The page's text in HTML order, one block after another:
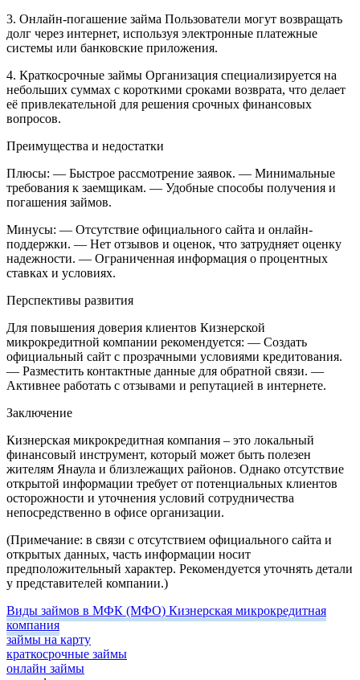
3. Онлайн-погашение займа Пользователи могут возвращать
долг через интернет, используя электронные платежные
системы или банковские приложения.
4. Краткосрочные займы Организация специализируется на
небольших суммах с короткими сроками возврата, что делает
её привлекательной для решения срочных финансовых
вопросов.
Преимущества и недостатки
Плюсы: — Быстрое рассмотрение заявок. — Минимальные
требования к заемщикам. — Удобные способы получения и
погашения займов.
Минусы: — Отсутствие официального сайта и онлайн-
поддержки. — Нет отзывов и оценок, что затрудняет оценку
надежности. — Ограниченная информация о процентных
ставках и условиях.
Перспективы развития
Для повышения доверия клиентов Кизнерской
микрокредитной компании рекомендуется: — Создать
официальный сайт с прозрачными условиями кредитования.
— Разместить контактные данные для обратной связи. —
Активнее работать с отзывами и репутацией в интернете.
Заключение
Кизнерская микрокредитная компания – это локальный
финансовый инструмент, который может быть полезен
жителям Янаула и близлежащих районов. Однако отсутствие
открытой информации требует от потенциальных клиентов
осторожности и уточнения условий сотрудничества
непосредственно в офисе организации.
(Примечание: в связи с отсутствием официального сайта и
открытых данных, часть информации носит
предположительный характер. Рекомендуется уточнять детали
у представителей компании.)
Виды займов в МФК (МФО) Кизнерская микрокредитная
компания
займы на карту
краткосрочные займы
онлайн займы